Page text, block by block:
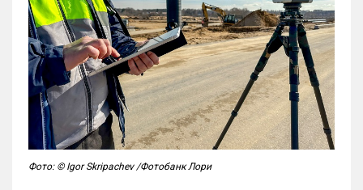
Фото: © Igor Skripachev /Фотобанк Лори